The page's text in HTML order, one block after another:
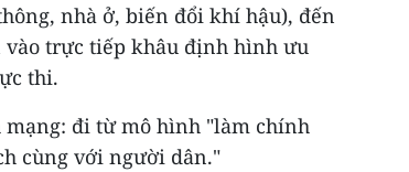
nhà ở, biến đổi khí hậu), đến
vào trực tiếp khâu định hình ưu
thi.
đi từ mô hình "làm chính
cùng với người dân."